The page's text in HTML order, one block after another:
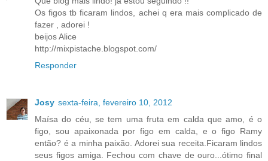
Os figos tb ficaram lindos, achei q era mais complicado de
fazer , adorei !
beijos Alice
http://mixpistache.blogspot.com/
Responder
Josy sexta-feira, fevereiro 10, 2012
Maísa do céu, se tem uma fruta em calda que amo, é o
figo, sou apaixonada por figo em calda, e o figo Ramy
então? é a minha paixão. Adorei sua receita.Ficaram lindos
seus figos amiga. Fechou com chave de ouro...ótimo final